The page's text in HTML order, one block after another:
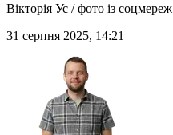
Вікторія Ус / фото із соцмереж
31 серпня 2025, 14:21